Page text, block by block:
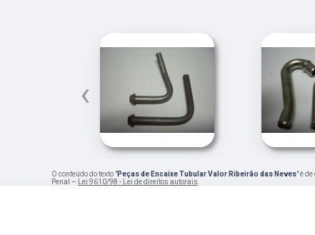
‹
O conteúdo do texto "Peças de Encaixe Tubular Valor Ribeirão das Neves" é
Penal – Lei 9610/98 - Lei de direitos autorais.